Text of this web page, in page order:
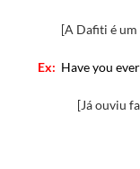
[A Dafiti é
Ex: Have you
[Já ouviu